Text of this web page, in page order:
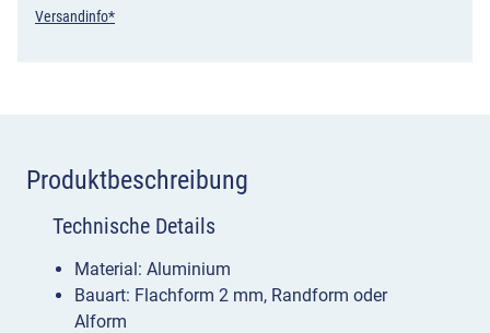
Versandinfo*
Produktbeschreibung
Technische Details
Material: Aluminium
Bauart: Flachform 2 mm, Randform oder
Alform